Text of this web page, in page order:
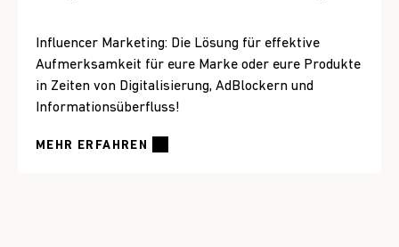
Influencer Marketing: Die Lösung für effektive
Aufmerksamkeit für eure Marke oder eure Produkte
in Zeiten von Digitalisierung, AdBlockern und
Informationsüberfluss!
MEHR ERFAHREN